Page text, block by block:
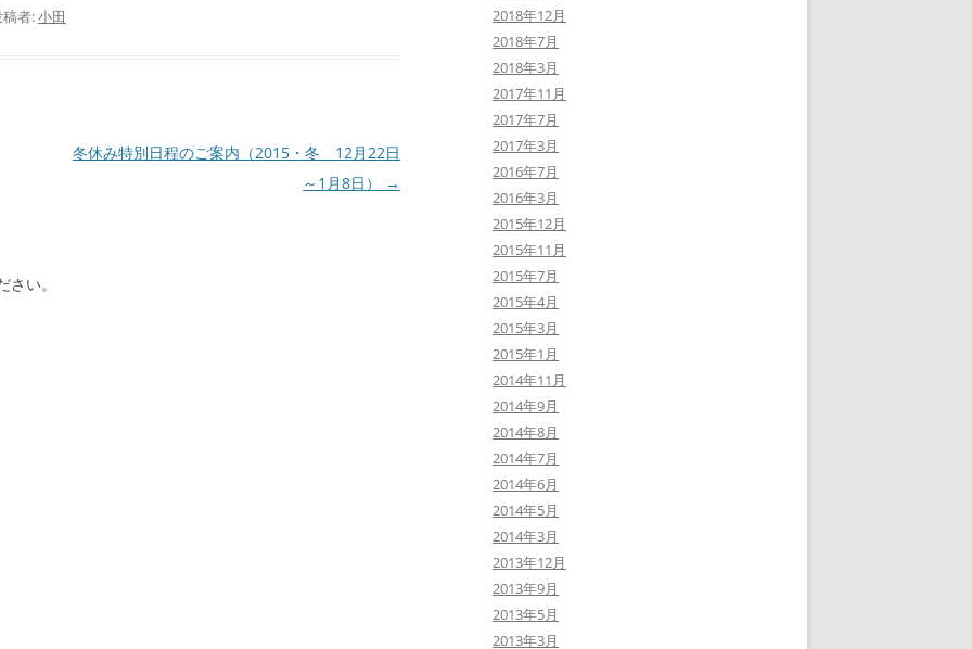
者:小田
冬休み特別日程のご案内（2015・冬 12月22日
～1月8日）
→
さい。
2018年12月
2018年7月
2018年3月
2017年11月
2017年7月
2017年3月
2016年7月
2016年3月
2015年12月
2015年11月
2015年7月
2015年4月
2015年3月
2015年1月
2014年11月
2014年9月
2014年8月
2014年7月
2014年6月
2014年5月
2014年3月
2013年12月
2013年9月
2013年5月
2013年3月